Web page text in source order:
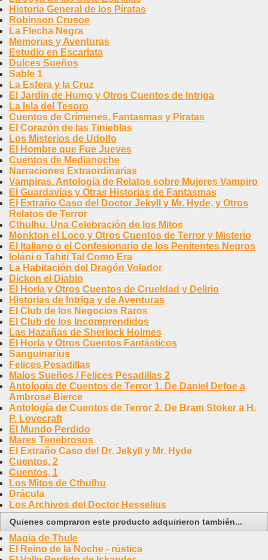
Historia General de los Piratas
Robinson Crusoe
La Flecha Negra
Memorias y Aventuras
Estudio en Escarlata
Dulces Sueños
Sable 1
La Esfera y la Cruz
El Jardín de Humo y Otros Cuentos de Intriga
La Isla del Tesoro
Cuentos de Crímenes, Fantasmas y Piratas
El Corazón de las Tinieblas
Los Misterios de Udolfo
El Hombre que Fue Jueves
Cuentos de Medianoche
Narraciones Extraordinarias
Vampiras. Antología de Relatos sobre Mujeres Vampiro
El Guardavías y Otras Historias de Fantasmas
El Extraño Caso del Doctor Jekyll y Mr. Hyde, y Otros
Relatos de Terror
Cthulhu. Una Celebración de los Mitos
Monkton el Loco y Otros Cuentos de Terror y Misterio
El Italiano o el Confesionario de los Penitentes Negros
Ioláni o Tahití Tal Como Era
La Habitación del Dragón Volador
Dickon el Diablo
El Horla y Otros Cuentos de Crueldad y Delirio
Historias de Intriga y de Aventuras
El Club de los Negocios Raros
El Club de los Incomprendidos
Las Hazañas de Sherlock Holmes
El Horla y Otros Cuentos Fantásticos
Sanguinarius
Felices Pesadillas
Malos Sueños / Felices Pesadillas 2
Antología de Cuentos de Terror 1. De Daniel Defoe a
Ambrose Bierce
Antología de Cuentos de Terror 2. De Bram Stoker a H.
P. Lovecraft
El Mundo Perdido
Mares Tenebrosos
El Extraño Caso del Dr. Jekyll y Mr. Hyde
Cuentos, 2
Cuentos, 1
Los Mitos de Cthulhu
Drácula
Los Archivos del Doctor Hesselius
Quienes compraron este producto adquirieron también...
Magia de Thule
El Reino de la Noche - rústica